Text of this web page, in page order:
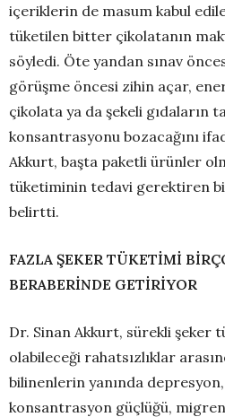
içeriklerin de masum kabul
tüketilen bitter çikolatanın
söyledi. Öte yandan sınav
görüşme öncesi zihin açar,
çikolata ya da şekeli gıdaların
konsantrasyonu bozacağını
Akkurt, başta paketli ürünler
tüketiminin tedavi gerektiren
belirtti.
FAZLA ŞEKER TÜKETİMİ
BERABERİNDE GETİRİYOR
Dr. Sinan Akkurt, sürekli şeker
olabileceği rahatsızlıklar
bilinenlerin yanında
konsantrasyon güçlüğü, migren,